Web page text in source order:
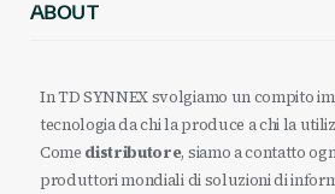
ABOUT
In TD SYNNEX svolgiamo un compito
tecnologia da chi la produce a chi la
Come distributore, siamo a contatto
produttori mondiali di soluzioni di